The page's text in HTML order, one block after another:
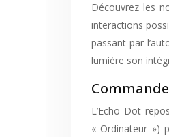
Découvrez les
interactions
passant par
lumière son
L’Echo Dot
« Ordinateur »)